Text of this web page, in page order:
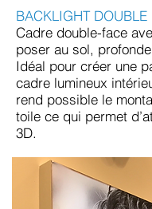
BACKLIGHT DOUBLE
Cadre double-face
poser au sol,
Idéal pour créer une
cadre lumineux
rend possible le
toile ce qui permet
3D.